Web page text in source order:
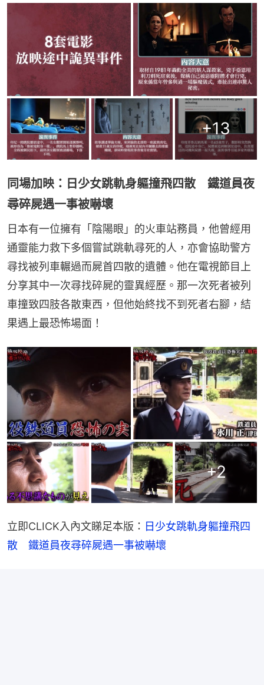
+13
同場加映：日少女跳軌身軀撞飛四散 鐵道員夜
尋碎屍遇一事被嚇壞
日本有一位擁有「陰陽眼」的火車站務員，他曾經用
通靈能力救下多個嘗試跳軌尋死的人，亦會協助警方
尋找被列車輾過而屍首四散的遺體。他在電視節目上
分享其中一次尋找碎屍的靈異經歷。那一次死者被列
車撞致四肢各散東西，但他始終找不到死者右腳，結
果遇上最恐怖場面！
+2
立即CLICK入內文睇足本版： 日少女跳軌身軀撞飛四
散　鐵道員夜尋碎屍遇一事被嚇壞